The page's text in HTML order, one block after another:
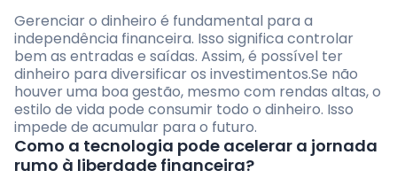
Gerenciar o dinheiro é fundamental para a
independência financeira. Isso significa controlar
bem as entradas e saídas. Assim, é possível ter
dinheiro para diversificar os investimentos.Se não
houver uma boa gestão, mesmo com rendas altas, o
estilo de vida pode consumir todo o dinheiro. Isso
impede de acumular para o futuro.
Como a tecnologia pode acelerar a jornada
rumo à liberdade financeira?